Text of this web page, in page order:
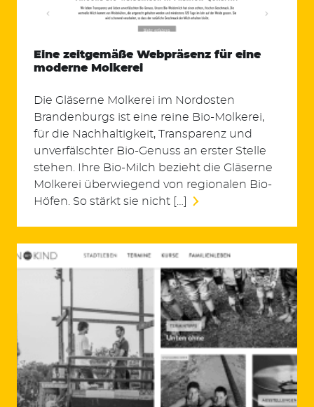
Eine zeitgemäße Webpräsenz für eine
moderne Molkerei
Die Gläserne Molkerei im Nordosten
Brandenburgs ist eine reine Bio-Molkerei,
für die Nachhaltigkeit, Transparenz und
unverfälschter Bio-Genuss an erster Stelle
stehen. Ihre Bio-Milch bezieht die Gläserne
Molkerei überwiegend von regionalen Bio-
Höfen. So stärkt sie nicht […]